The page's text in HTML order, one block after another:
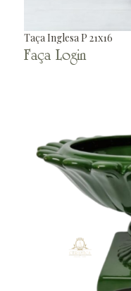
Taça Inglesa P 21x16
Faça Login